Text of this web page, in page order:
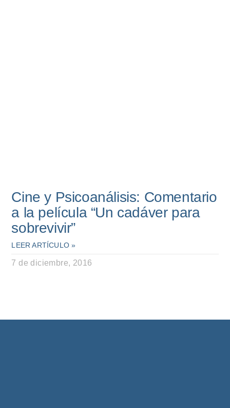
Cine y Psicoanálisis: Comentario
a la película “Un cadáver para
sobrevivir”
LEER ARTÍCULO »
7 de diciembre, 2016